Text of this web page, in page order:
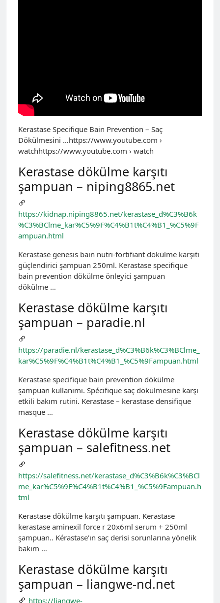
Kerastase Specifique Bain Prevention – Saç
Dökülmesini …https://www.youtube.com ›
watchhttps://www.youtube.com › watch
Kerastase dökülme karşıtı
şampuan – niping8865.net
https://kidnap.niping8865.net/kerastase_d%C3%B6k
%C3%BClme_kar%C5%9F%C4%B1t%C4%B1_%C5%9F
ampuan.html
Kerastase genesis bain nutri-fortifiant dökülme karşıtı
güçlendirici şampuan 250ml. Kerastase specifique
bain prevention dökülme önleyici şampuan
dökülme …
Kerastase dökülme karşıtı
şampuan – paradie.nl
https://paradie.nl/kerastase_d%C3%B6k%C3%BClme_
kar%C5%9F%C4%B1t%C4%B1_%C5%9Fampuan.html
Kerastase specifique bain prevention dökülme
şampuan kullanımı. Spécifique saç dökülmesine karşı
etkili bakım rutini. Kerastase – kerastase densifique
masque …
Kerastase dökülme karşıtı
şampuan – salefitness.net
https://salefitness.net/kerastase_d%C3%B6k%C3%BCl
me_kar%C5%9F%C4%B1t%C4%B1_%C5%9Fampuan.h
tml
Kerastase dökülme karşıtı şampuan. Kerastase
kerastase aminexil force r 20x6ml serum + 250ml
şampuan.. Kérastase’ın saç derisi sorunlarına yönelik
bakım …
Kerastase dökülme karşıtı
şampuan – liangwe-nd.net
https://liangwe-